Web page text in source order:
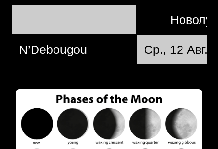
N’Debougou Ср., 12 Авг.